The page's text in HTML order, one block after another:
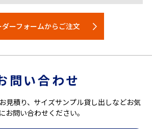
ダーフォームからご注文
問い合わせ
見積り、サイズサンプル貸し出しなどお気
お問い合わせください。